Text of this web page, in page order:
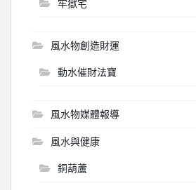
牢獄宅
風水物創造財運
動水催財法寶
風水物媒體報導
風水與健康
銅葫蘆